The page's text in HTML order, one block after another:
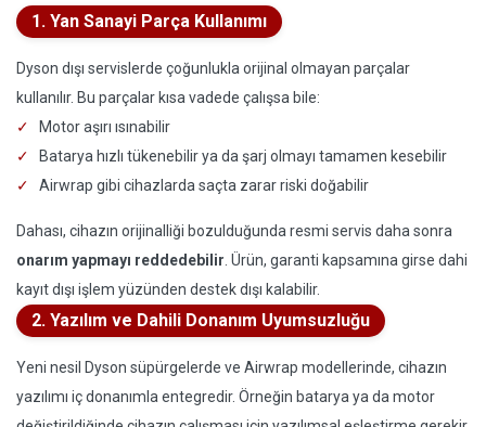
1. Yan Sanayi Parça Kullanımı
Dyson dışı servislerde çoğunlukla orijinal olmayan parçalar
kullanılır. Bu parçalar kısa vadede çalışsa bile:
Motor aşırı ısınabilir
Batarya hızlı tükenebilir ya da şarj olmayı tamamen kesebilir
Airwrap gibi cihazlarda saçta zarar riski doğabilir
Dahası, cihazın orijinalliği bozulduğunda resmi servis daha sonra
onarım yapmayı reddedebilir . Ürün, garanti kapsamına girse dahi
kayıt dışı işlem yüzünden destek dışı kalabilir.
2. Yazılım ve Dahili Donanım Uyumsuzluğu
Yeni nesil Dyson süpürgelerde ve Airwrap modellerinde, cihazın
yazılımı iç donanımla entegredir. Örneğin batarya ya da motor